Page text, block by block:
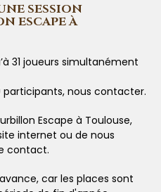
SESSION
ESCAPE À
31 joueurs simultanément
nous contacter.
Escape à Toulouse,
internet ou de nous
contact.
car les places sont